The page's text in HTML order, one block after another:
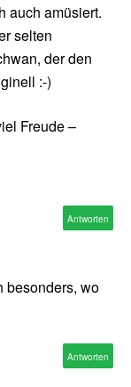
auch amüsiert.
selten
der den
:-)
Freude –
besonders, wo
Antworten
Antworten